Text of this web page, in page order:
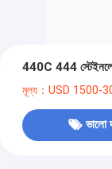
440C 444
মূল্য：USD 1500-
ভালো